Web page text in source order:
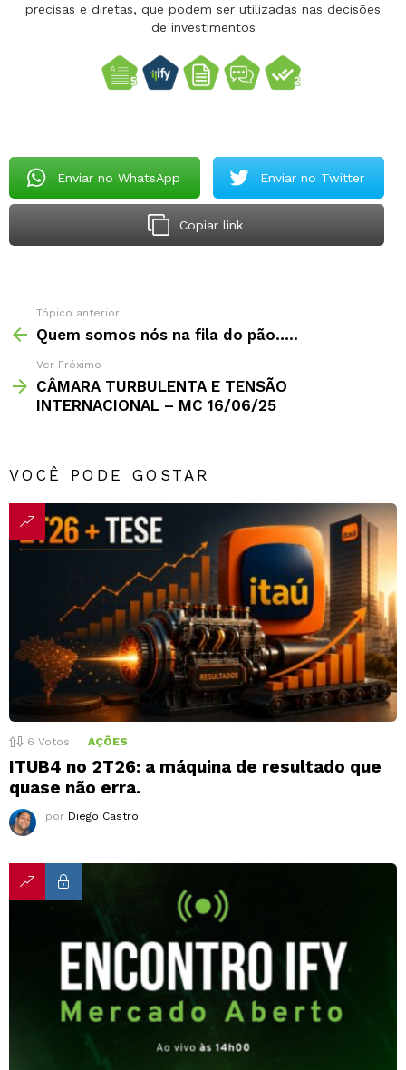
precisas e diretas, que podem ser utilizadas nas decisões
de investimentos
Enviar no WhatsApp Enviar no Twitter
Copiar link
Tópico anterior
Quem somos nós na fila do pão…..
Ver Próximo
CÂMARA TURBULENTA E TENSÃO
INTERNACIONAL – MC 16/06/25
VOCÊ PODE GOSTAR
6 Votos AÇÕES
ITUB4 no 2T26: a máquina de resultado que
quase não erra.
por Diego Castro